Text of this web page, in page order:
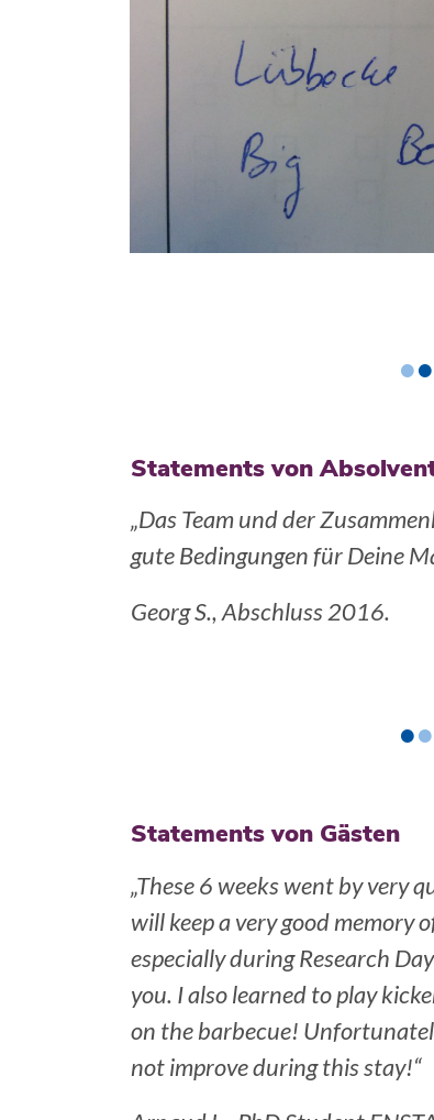
••
Statements von
„Die numerische und
macht es einem leicht im
Jaromil N., Abschluss: 2014,
••
Statements von Gästen
„These 6 weeks went by very
will keep a very good memory
especially during Research
you. I also learned to play
on the barbecue!
not improve during this stay!“